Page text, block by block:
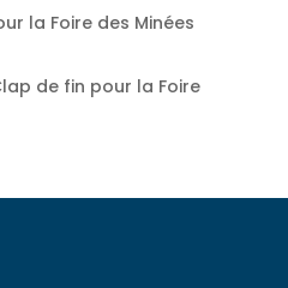
la Foire des Minées
de fin pour la Foire